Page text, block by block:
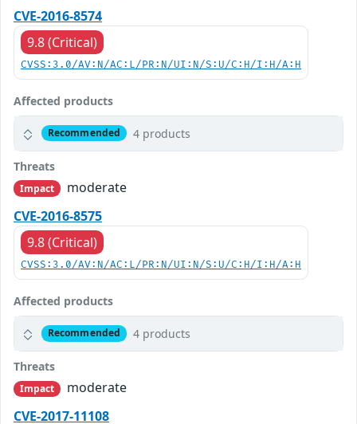
CVE-2016-8574
9.8 (Critical)
CVSS:3.0/AV:N/AC:L/PR:N/UI:N/S:U/C:H/I:H/A:H
Affected products
Recommended 4 products
Threats
Impact
moderate
CVE-2016-8575
9.8 (Critical)
CVSS:3.0/AV:N/AC:L/PR:N/UI:N/S:U/C:H/I:H/A:H
Affected products
Recommended 4 products
Threats
Impact
moderate
CVE-2017-11108